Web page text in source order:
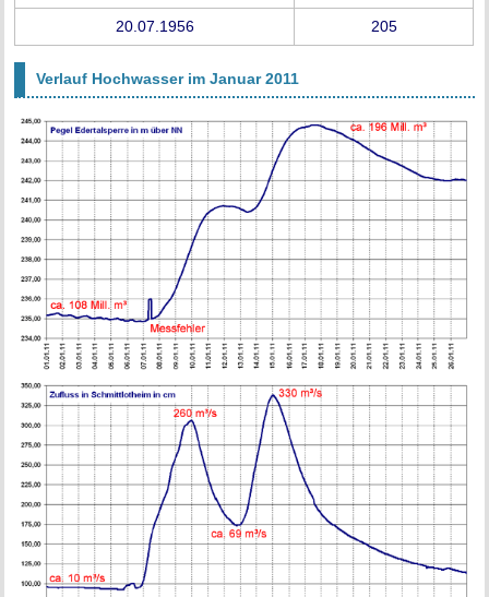
20.07.1956 205
Verlauf Hochwasser im Januar 2011